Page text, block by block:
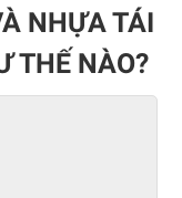
NHỰA TÁI
THẾ NÀO?